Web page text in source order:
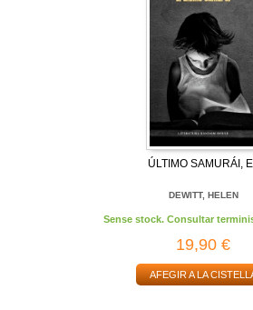
ÚLTIMO SAMURÁI,
DEWITT, HELEN
Sense stock. Consultar
19,90 €
AFEGIR A LA